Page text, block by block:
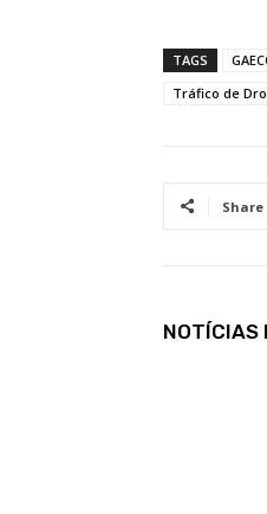
TAGS
Tráfico de
Share
NOTÍCIAS